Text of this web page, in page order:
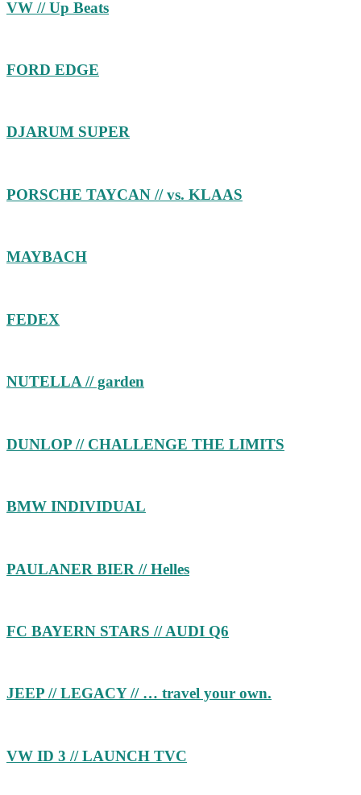
VW // Up Beats
FORD EDGE
DJARUM SUPER
PORSCHE TAYCAN // vs. KLAAS
MAYBACH
FEDEX
NUTELLA // garden
DUNLOP // CHALLENGE THE LIMITS
BMW INDIVIDUAL
PAULANER BIER // Helles
FC BAYERN STARS // AUDI Q6
JEEP // LEGACY // … travel your own.
VW ID 3 // LAUNCH TVC